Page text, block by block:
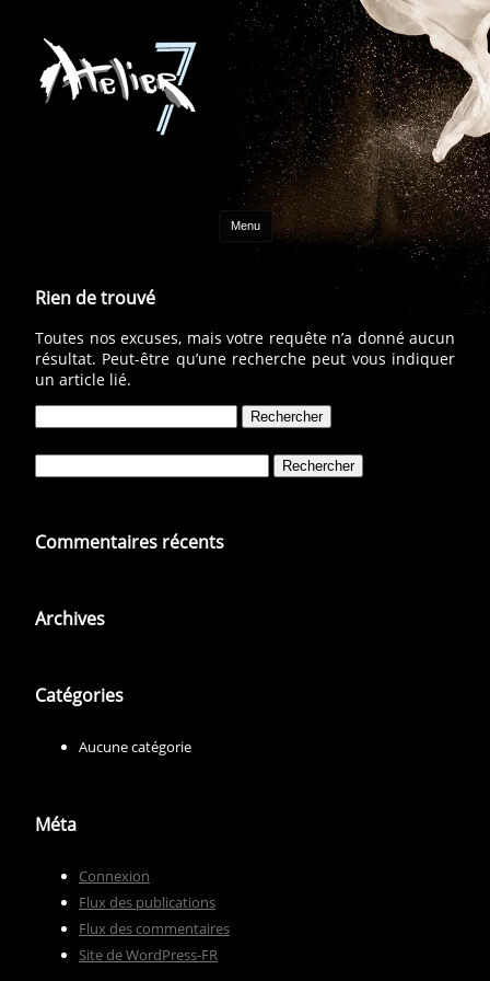
Menu Aller au contenu
Rien de trouvé
Toutes nos excuses, mais votre requête n’a donné aucun
résultat. Peut-être qu’une recherche peut vous indiquer
un article lié.
Commentaires récents
Archives
Catégories
Aucune catégorie
Méta
Connexion
Flux des publications
Flux des commentaires
Site de WordPress-FR